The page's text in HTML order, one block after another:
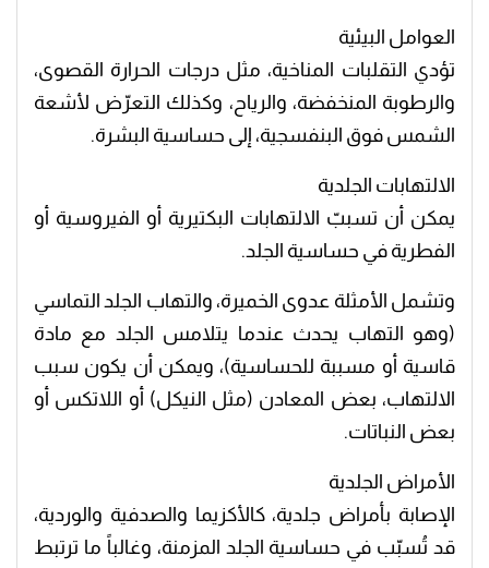
العوامل البيئية
تؤدي التقلبات المناخية، مثل درجات الحرارة القصوى،
والرطوبة المنخفضة، والرياح، وكذلك التعرّض لأشعة
الشمس فوق البنفسجية، إلى حساسية البشرة.
الالتهابات الجلدية
يمكن أن تسببّ الالتهابات البكتيرية أو الفيروسية أو
الفطرية في حساسية الجلد.
وتشمل الأمثلة عدوى الخميرة، والتهاب الجلد التماسي
(وهو التهاب يحدث عندما يتلامس الجلد مع مادة
قاسية أو مسببة للحساسية)، ويمكن أن يكون سبب
الالتهاب، بعض المعادن (مثل النيكل) أو اللاتكس أو
بعض النباتات.
الأمراض الجلدية
الإصابة بأمراض جلدية، كالأكزيما والصدفية والوردية،
قد تُسبّب في حساسية الجلد المزمنة، وغالباً ما ترتبط